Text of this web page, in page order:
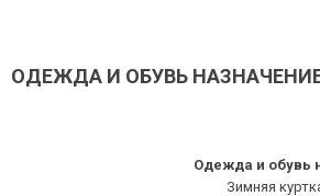
ОДЕЖДА И ОБУВЬ НАЗНАЧЕНИЕ:
Одежда и обувь
Зимняя